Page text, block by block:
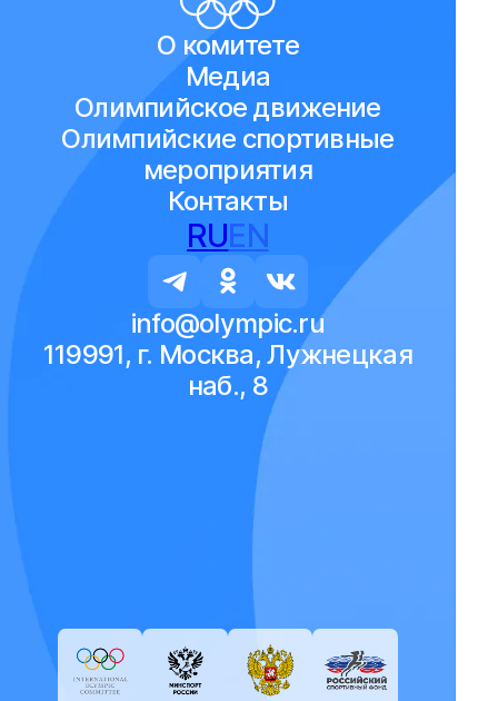
О комитете
Медиа
Олимпийское движение
Олимпийские спортивные
мероприятия
Контакты
RUEN
info@olympic.ru
119991, г. Москва, Лужнецкая
наб., 8